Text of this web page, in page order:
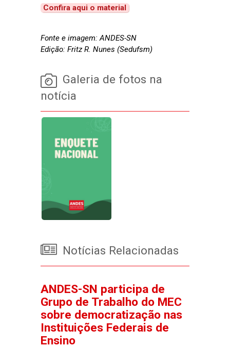
Confira aqui o material
Fonte e imagem: ANDES-SN
Edição: Fritz R. Nunes (Sedufsm)
Galeria de fotos na
notícia
Notícias Relacionadas
ANDES-SN participa de
Grupo de Trabalho do MEC
sobre democratização nas
Instituições Federais de
Ensino